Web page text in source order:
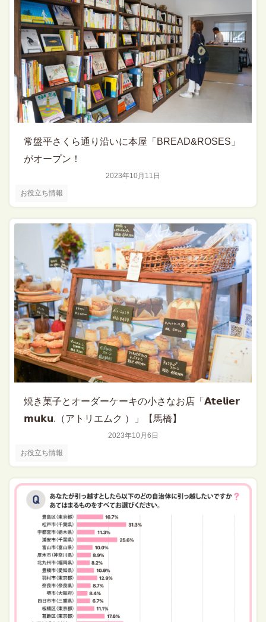
お役立ち情報
2023年10月11日
常盤平さくら通り沿いに本屋「BREAD&ROSES」
がオープン！
お役立ち情報
2023年10月6日
焼き菓子とオーダーケーキの小さなお店「𝗔𝘁𝗲𝗹𝗶𝗲𝗿
𝗺𝘂𝗸𝘂.（アトリエムク ）」【馬橋】